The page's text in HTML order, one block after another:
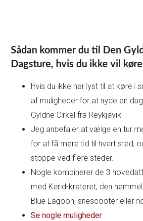
Sådan kommer du til Den
Dagsture, hvis du ikke vil køre
Hvis du ikke har lyst til at køre i
af muligheder for at nyde en
Gyldne Cirkel fra Reykjavik
Jeg anbefaler at vælge en tur
for at få mere tid til hvert sted,
stoppe ved flere steder.
Nogle kombinerer de 3
med Kerid-krateret, den
Blue Lagoon, snescooter eller
Se nogle muligheder